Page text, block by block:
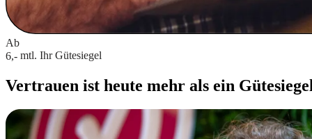
Ab
6,- mtl. Ihr Gütesiegel
Vertrauen ist heute mehr als ein